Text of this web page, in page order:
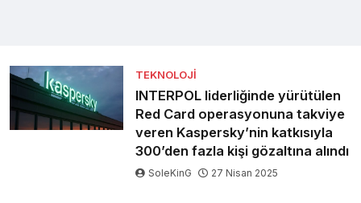
TEKNOLOJI
INTERPOL liderliğinde yürütülen
Red Card operasyonuna takviye
veren Kaspersky’nin katkısıyla
300’den fazla kişi gözaltına alındı
SoleKinG 27 Nisan 2025